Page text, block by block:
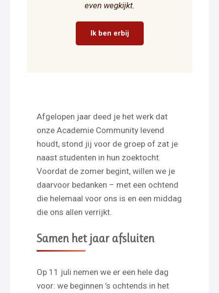
even wegkijkt.
Ik ben erbij
Afgelopen jaar deed je het werk dat
onze Academie Community levend
houdt, stond jij voor de groep of zat je
naast studenten in hun zoektocht.
Voordat de zomer begint, willen we je
daarvoor bedanken – met een ochtend
die helemaal voor ons is en een middag
die ons allen verrijkt.
Samen het jaar afsluiten
Op 11 juli nemen we er een hele dag
voor: we beginnen ’s ochtends in het